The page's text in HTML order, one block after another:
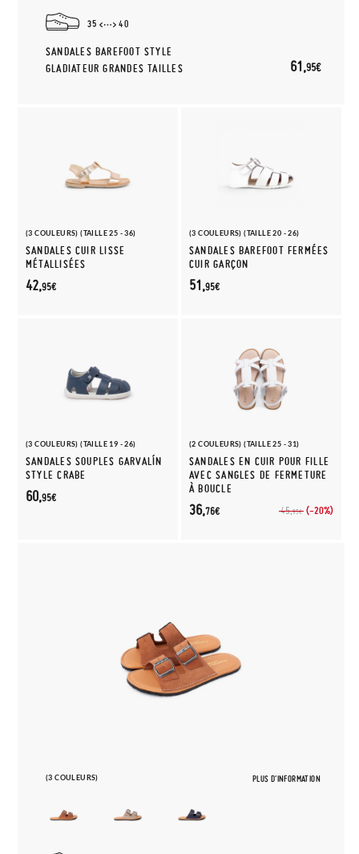
35 40
SANDALES BAREFOOT STYLE
GLADIATEUR GRANDES TAILLES
61,95€
(3 COULEURS) (TAILLE 25 - 36)
SANDALES CUIR LISSE
MÉTALLISÉES
42,95€
(3 COULEURS) (TAILLE 20 - 26)
SANDALES BAREFOOT FERMÉES
CUIR GARÇON
51,95€
(3 COULEURS) (TAILLE 19 - 26)
SANDALES SOUPLES GARVALÍN
STYLE CRABE
60,95€
(2 COULEURS) (TAILLE 25 - 31)
SANDALES EN CUIR POUR FILLE
AVEC SANGLES DE FERMETURE
À BOUCLE
45,95€ (-20%)
36,76€
(3 COULEURS) PLUS D'INFORMATION